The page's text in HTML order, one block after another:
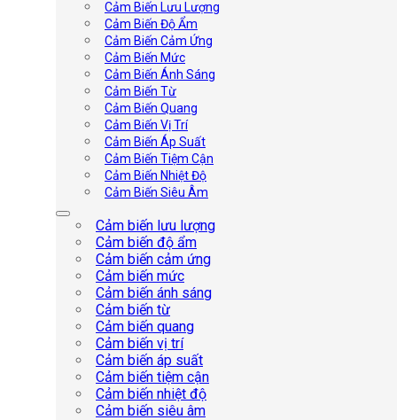
Cảm Biến Lưu Lượng
Cảm Biến Độ Ẩm
Cảm Biến Cảm Ứng
Cảm Biến Mức
Cảm Biến Ánh Sáng
Cảm Biến Từ
Cảm Biến Quang
Cảm Biến Vị Trí
Cảm Biến Áp Suất
Cảm Biến Tiệm Cận
Cảm Biến Nhiệt Độ
Cảm Biến Siêu Âm
Cảm biến lưu lượng
Cảm biến độ ẩm
Cảm biến cảm ứng
Cảm biến mức
Cảm biến ánh sáng
Cảm biến từ
Cảm biến quang
Cảm biến vị trí
Cảm biến áp suất
Cảm biến tiệm cận
Cảm biến nhiệt độ
Cảm biến siêu âm